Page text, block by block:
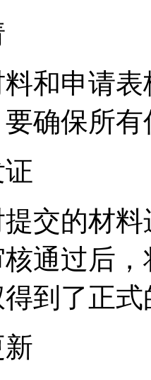
和申请
确保所
交的材
通过后
到了正